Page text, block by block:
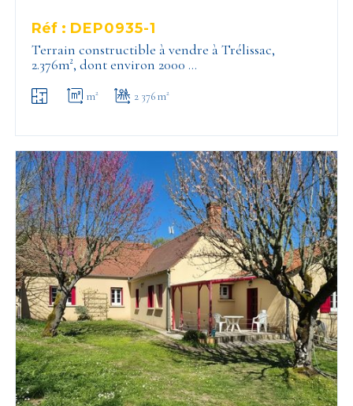
Réf : DEP0935-1
Terrain constructible à vendre à Trélissac,
2.376m², dont environ 2000 …
m² 2 376 m²